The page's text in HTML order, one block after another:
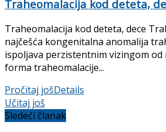
Traheomalacija kod deteta,
Traheomalacija kod deteta, dece
najčešća kongenitalna anomalija
ispoljava perzistentnim vizingom od
forma traheomalacije...
Pročitaj jošDetails
Učitaj još
Sledeći članak